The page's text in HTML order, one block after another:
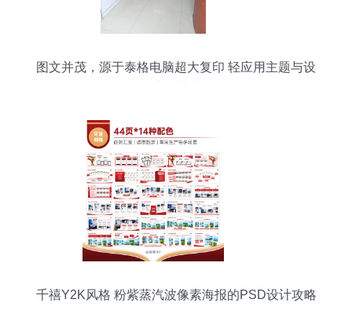
图文并茂，源于泰格电脑超大复印 轻应用主题与设
千禧Y2K风格 粉紫蒸汽波像素海报的PSD设计攻略